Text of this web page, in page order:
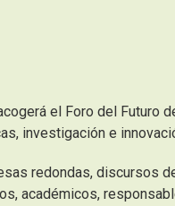
el Foro del Futuro
investigación e
redondas, discursos
académicos,